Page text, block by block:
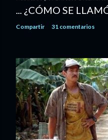
... ¿CÓMO SE
Compartir 31 comentarios